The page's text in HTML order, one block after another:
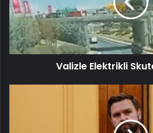
Valizle Elektrikli